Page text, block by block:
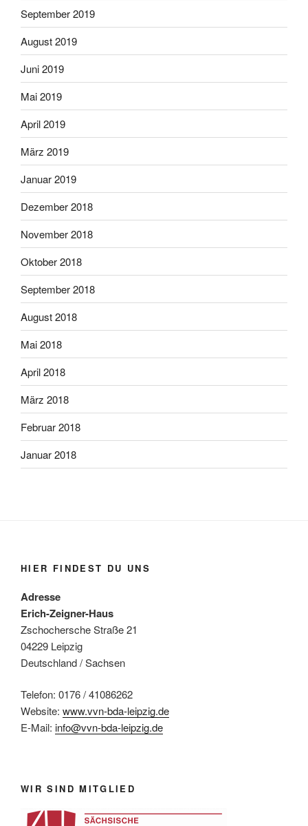
September 2019
August 2019
Juni 2019
Mai 2019
April 2019
März 2019
Januar 2019
Dezember 2018
November 2018
Oktober 2018
September 2018
August 2018
Mai 2018
April 2018
März 2018
Februar 2018
Januar 2018
HIER FINDEST DU UNS
Adresse
Erich-Zeigner-Haus
Zschochersche Straße 21
04229 Leipzig
Deutschland / Sachsen
Telefon: 0176 / 41086262
Website: www.vvn-bda-leipzig.de
E-Mail: info@vvn-bda-leipzig.de
WIR SIND MITGLIED